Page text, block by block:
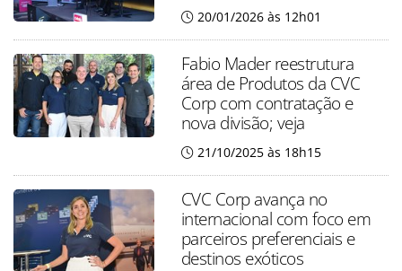
20/01/2026 às 12h01
Fabio Mader reestrutura
área de Produtos da CVC
Corp com contratação e
nova divisão; veja
21/10/2025 às 18h15
CVC Corp avança no
internacional com foco em
parceiros preferenciais e
destinos exóticos